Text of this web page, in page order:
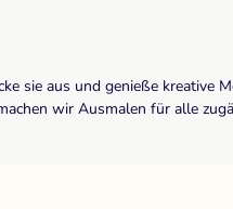
sie aus und genieße kreative
wir Ausmalen für alle